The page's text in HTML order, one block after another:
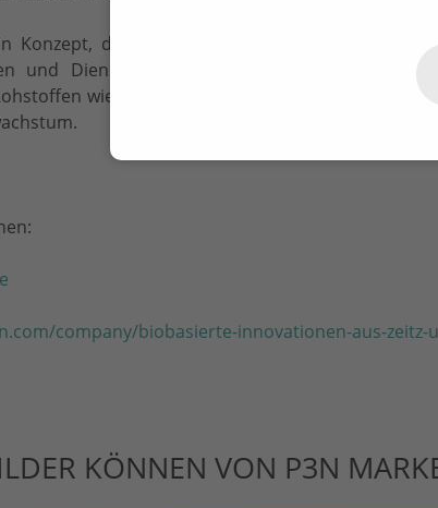
Konzept, das die Erzeugung, Erschließung und
und Dienstleistungen werden entwickelt.
wie Pflanzen, Tieren und
company/biobasierte-innovationen-aus-
KÖNNEN VON P3N